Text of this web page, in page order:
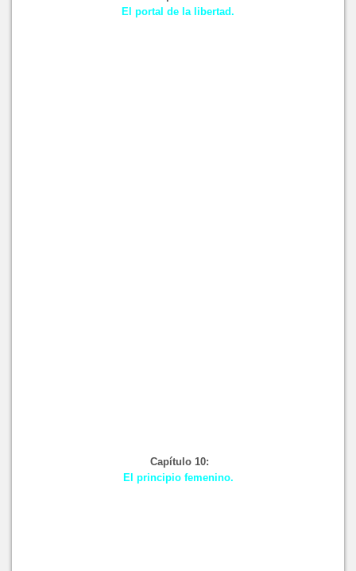
El portal de la libertad.
Capítulo 10:
El principio femenino.